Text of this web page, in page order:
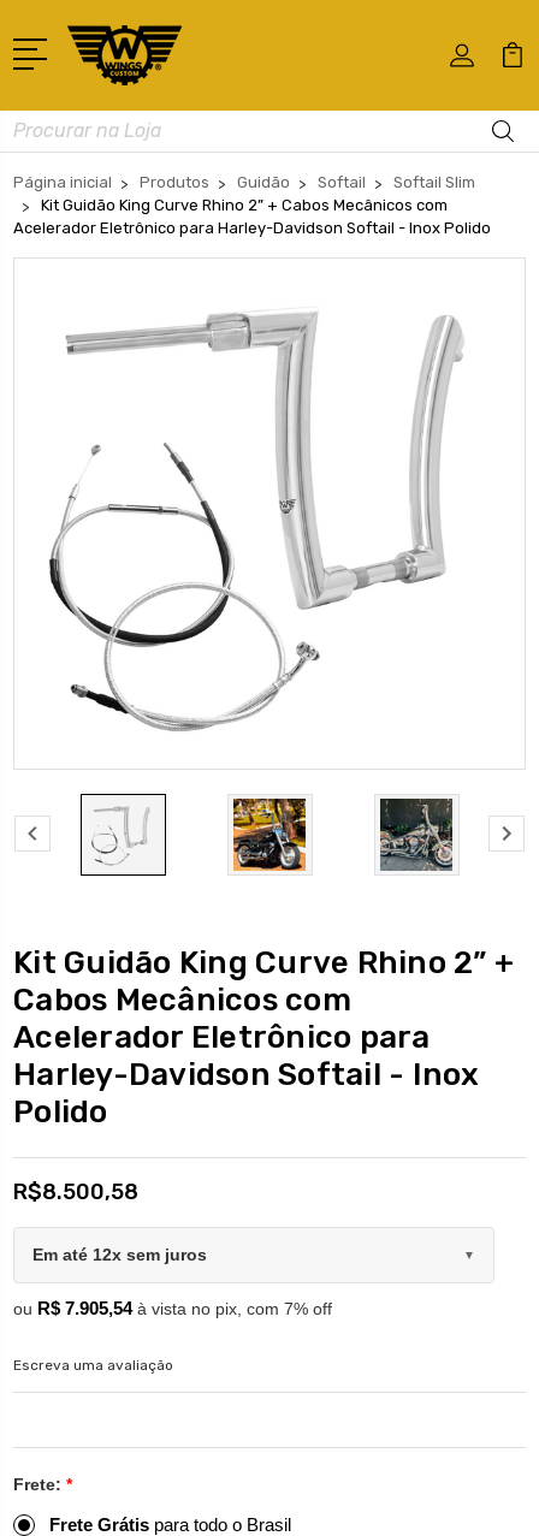
Busca
Página inicial Produtos Guidão Softail
Softail Slim
Kit Guidão King Curve Rhino 2” + Cabos Mecânicos com
Acelerador Eletrônico para Harley-Davidson Softail - Inox Polido
Kit Guidão King Curve Rhino 2” +
Cabos Mecânicos com
Acelerador Eletrônico para
Harley-Davidson Softail - Inox
Polido
R$8.500,58
Em até 12x sem juros ▼
ou R$ 7.905,54à vista no pix, com 7% off
Escreva uma avaliação
Frete: *
Frete Grátis para todo o Brasil